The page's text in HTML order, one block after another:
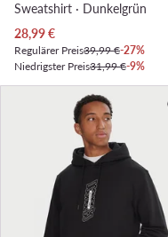
Sweatshirt · Dunkelgrün
Aktueller Preis
28,99€
Regulärer Preis39,99 €-27%
Niedrigster Preis31,99 €-9%